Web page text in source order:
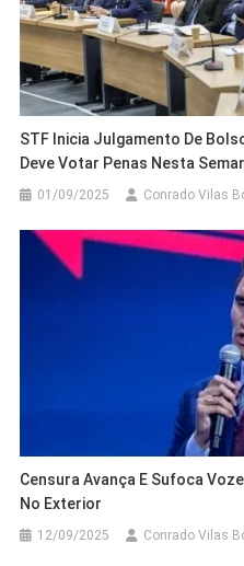
STF Inicia Julgamento De
Deve Votar Penas Nesta
01/09/2025 Conrado Vilas
Censura Avança E Sufoca
No Exterior
12/09/2025 Conrado Vilas